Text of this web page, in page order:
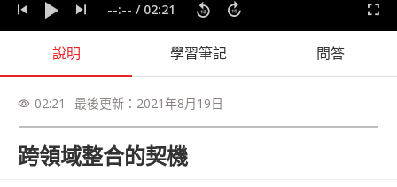
資料科學
課程內容(60) 問答 學習筆記 會員(14) 課程介
--:-- / 02:21
說明 學習筆記 問答
visibility 02:21 最後更新： 2021年8月19日
跨領域整合的契機